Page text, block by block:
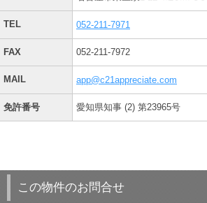
TEL 052-211-7971
FAX 052-211-7972
MAIL app@c21appreciate.com
免許番号 愛知県知事 (2) 第23965号
この物件のお問合せ